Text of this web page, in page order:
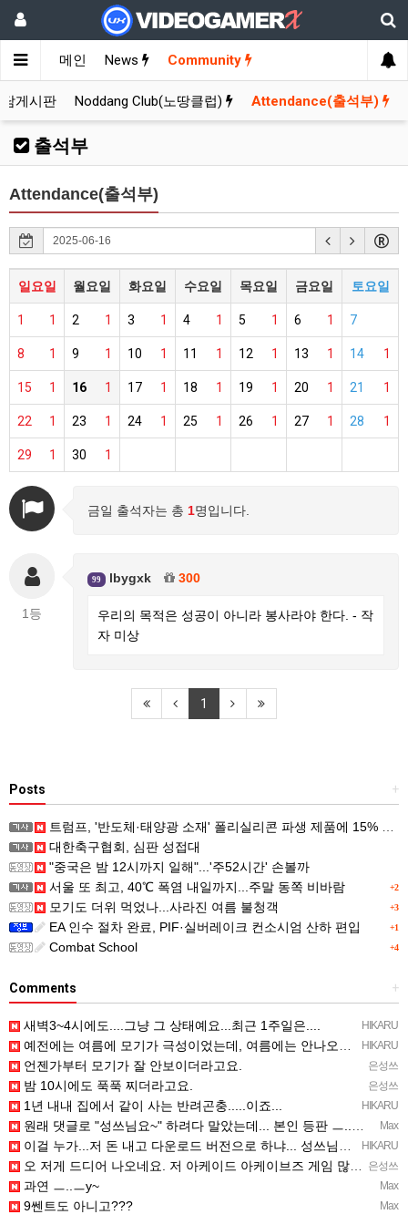
메인 News Community
게시판 Noddang Club(노땅클럽) Attendance(출석부)
출석부
Attendance(출석부)
일요일 월요일 화요일 수요일 목요일 금요일 토요일
1
1 1
2 1
3 1
4 1
5 1
6 7
1
8 1
9 1
10 1
11 1
12 1
13 1
14
1
15 1
16 1
17 1
18 1
19 1
20 1
21
1
22 1
23 1
24 1
25 1
26 1
27 1
28
1
29 1
30
금일 출석자는 총 1명입니다.
1등
99 lbygxk 300
우리의 목적은 성공이 아니라 봉사라야 한다. - 작
자 미상
1
+
Posts
트럼프, '반도체·태양광 소재' 폴리실리콘 파생 제품에 15% 관세...한국 기업도 영향
대한축구협회, 심판 성접대
"중국은 밤 12시까지 일해"...'주52시간' 손볼까
+2
서울 또 최고, 40℃ 폭염 내일까지...주말 동쪽 비바람
+3
모기도 더위 먹었나...사라진 여름 불청객
+1
EA 인수 절차 완료, PIF·실버레이크 컨소시엄 산하 편입
+4
Combat School
+
Comments
HIKARU
새벽3~4시에도....그냥 그 상태예요...최근 1주일은....
HIKARU
예전에는 여름에 모기가 극성이었는데, 여름에는 안나오는 것 같은.....ㅎ ㅎ)
은성쓰
언젠가부터 모기가 잘 안보이더라고요.
은성쓰
밤 10시에도 푹푹 찌더라고요.
HIKARU
1년 내내 집에서 같이 사는 반려곤충.....이죠...
Max
원래 댓글로 "성쓰님요~" 하려다 말았는데... 본인 등판 ㅡ..ㅡy~
HIKARU
이걸 누가...저 돈 내고 다운로드 버전으로 하냐... 성쓰님이 계셨다!!!...
은성쓰
오 저게 드디어 나오네요. 저 아케이드 아케이브즈 게임 많이 샀는데요 ㅎㅎㅎ
Max
과연 ㅡ..ㅡy~
Max
9쎈트도 아니고???